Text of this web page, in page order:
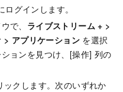
ログインします。
で、 ライブストリーム + >
> アプリケーション を選択
ョンを見つけ、[操作] 列の
ックします。次のいずれか